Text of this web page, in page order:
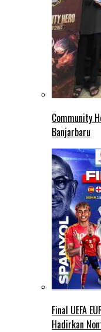
Community
Banjarbaru
Final UEFA
Hadirkan